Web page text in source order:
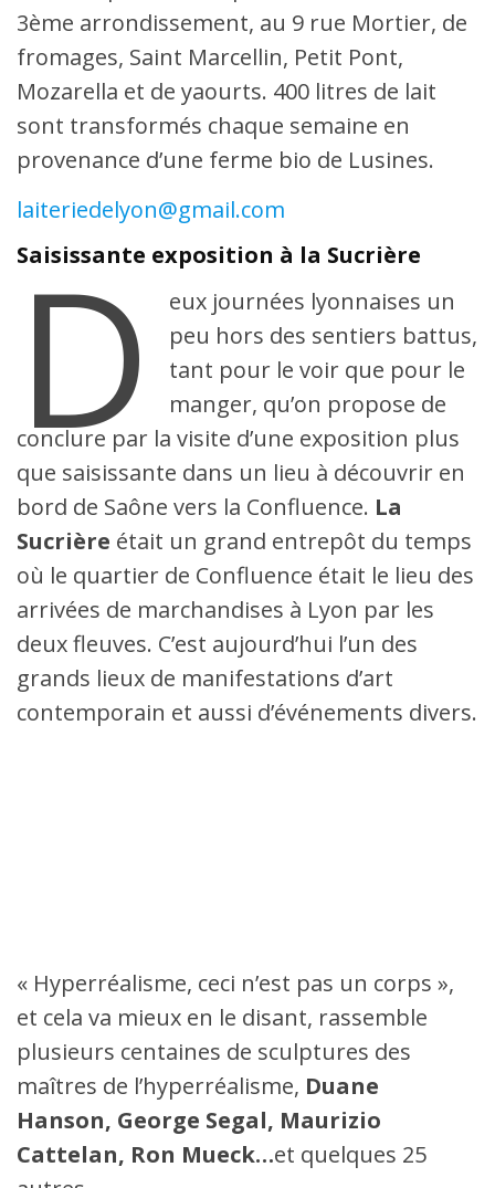
3ème arrondissement, au 9 rue Mortier, de
fromages, Saint Marcellin, Petit Pont,
Mozarella et de yaourts. 400 litres de lait
sont transformés chaque semaine en
provenance d’une ferme bio de Lusines.
laiteriedelyon@gmail.com
Saisissante exposition à la Sucrière
D
eux journées lyonnaises un
peu hors des sentiers battus,
tant pour le voir que pour le
manger, qu’on propose de
conclure par la visite d’une exposition plus
que saisissante dans un lieu à découvrir en
bord de Saône vers la Confluence. La
Sucrière était un grand entrepôt du temps
où le quartier de Confluence était le lieu des
arrivées de marchandises à Lyon par les
deux fleuves. C’est aujourd’hui l’un des
grands lieux de manifestations d’art
contemporain et aussi d’événements divers.
« Hyperréalisme, ceci n’est pas un corps »,
et cela va mieux en le disant, rassemble
plusieurs centaines de sculptures des
maîtres de l’hyperréalisme, Duane
Hanson, George Segal, Maurizio
Cattelan, Ron Mueck…et quelques 25